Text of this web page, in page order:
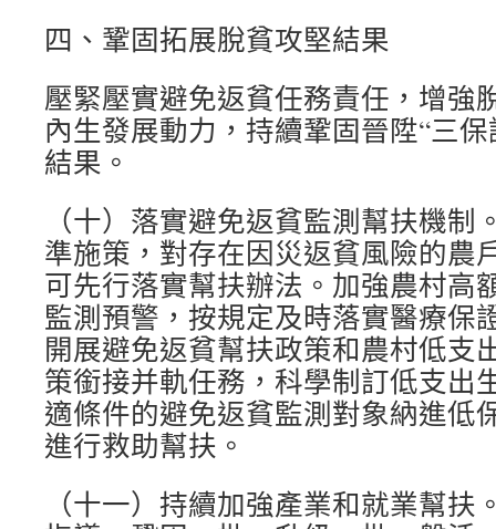
四、鞏固拓展脫貧攻堅結果
壓緊壓實避免返貧任務責任，增強
內生發展動力，持續鞏固晉陞“三
結果。
（十）落實避免返貧監測幫扶機制
準施策，對存在因災返貧風險的農
可先行落實幫扶辦法。加強農村高
監測預警，按規定及時落實醫療保
開展避免返貧幫扶政策和農村低支
策銜接并軌任務，科學制訂低支出
適條件的避免返貧監測對象納進低
進行救助幫扶。
（十一）持續加強產業和就業幫扶